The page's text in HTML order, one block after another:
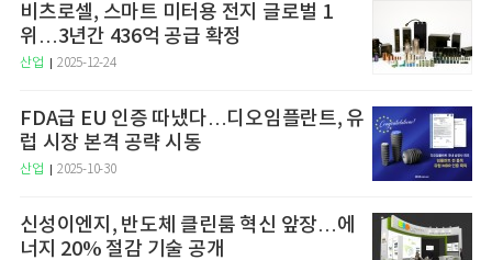
비츠로셀, 스마트 미터용 전지 글로벌 1
위…3년간 436억 공급 확정
산업 2025-12-24
FDA급 EU 인증 따냈다…디오임플란트, 유
럽 시장 본격 공략 시동
산업 2025-10-30
신성이엔지, 반도체 클린룸 혁신 앞장…에
너지 20% 절감 기술 공개